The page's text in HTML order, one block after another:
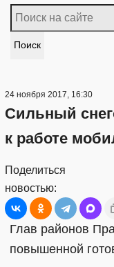
Поиск
24 ноября 2017, 16:30
Сильный
к работе
Поделиться
новостью:
Глав районов
повышенной